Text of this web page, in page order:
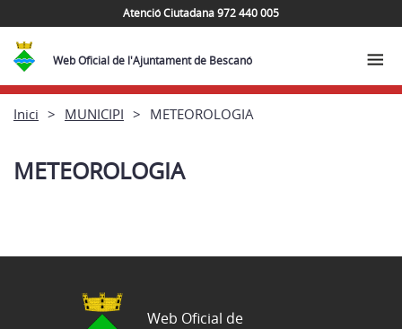
Atenció Ciutadana 972 440 005
Web Oficial de l'Ajuntament de Bescanó
Inici MUNICIPI METEOROLOGIA
METEOROLOGIA
Web Oficial de